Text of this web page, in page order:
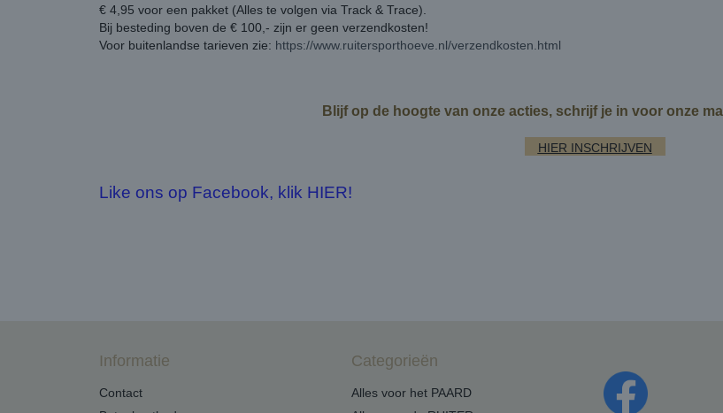
€ 4,95 voor een pakket (Alles te volgen via Track & Trace).
Bij besteding boven de € 100,- zijn er geen verzendkosten!
Voor buitenlandse tarieven zie: https://www.ruitersporthoeve.nl/verzendkosten.html
Blijf op de hoogte van onze acties, schrijf je in voor onze
HIER INSCHRIJVEN
Like ons op Facebook, klik HIER!
Informatie
Contact
Categorieën
Alles voor het PAARD